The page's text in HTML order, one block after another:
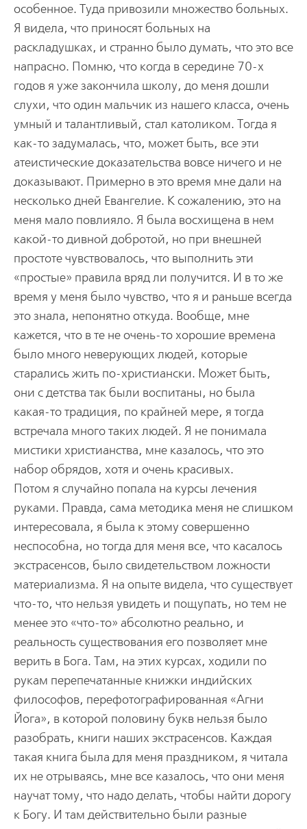
особенное. Туда привозили множество больных.
Я видела, что приносят больных на
раскладушках, и странно было думать, что это все
напрасно. Помню, что когда в середине 70-х
годов я уже закончила школу, до меня дошли
слухи, что один мальчик из нашего класса, очень
умный и талантливый, стал католиком. Тогда я
как-то задумалась, что, может быть, все эти
атеистические доказательства вовсе ничего и не
доказывают. Примерно в это время мне дали на
несколько дней Евангелие. К сожалению, это на
меня мало повлияло. Я была восхищена в нем
какой-то дивной добротой, но при внешней
простоте чувствовалось, что выполнить эти
«простые» правила вряд ли получится. И в то же
время у меня было чувство, что я и раньше всегда
это знала, непонятно откуда. Вообще, мне
кажется, что в те не очень-то хорошие времена
было много неверующих людей, которые
старались жить по-христиански. Может быть,
они с детства так были воспитаны, но была
какая-то традиция, по крайней мере, я тогда
встречала много таких людей. Я не понимала
мистики христианства, мне казалось, что это
набор обрядов, хотя и очень красивых.
Потом я случайно попала на курсы лечения
руками. Правда, сама методика меня не слишком
интересовала, я была к этому совершенно
неспособна, но тогда для меня все, что касалось
экстрасенсов, было свидетельством ложности
материализма. Я на опыте видела, что существует
что-то, что нельзя увидеть и пощупать, но тем не
менее это «что-то» абсолютно реально, и
реальность существования его позволяет мне
верить в Бога. Там, на этих курсах, ходили по
рукам перепечатанные книжки индийских
философов, перефотографированная «Агни
Йога», в которой половину букв нельзя было
разобрать, книги наших экстрасенсов. Каждая
такая книга была для меня праздником, я читала
их не отрываясь, мне все казалось, что они меня
научат тому, что надо делать, чтобы найти дорогу
к Богу. И там действительно были разные